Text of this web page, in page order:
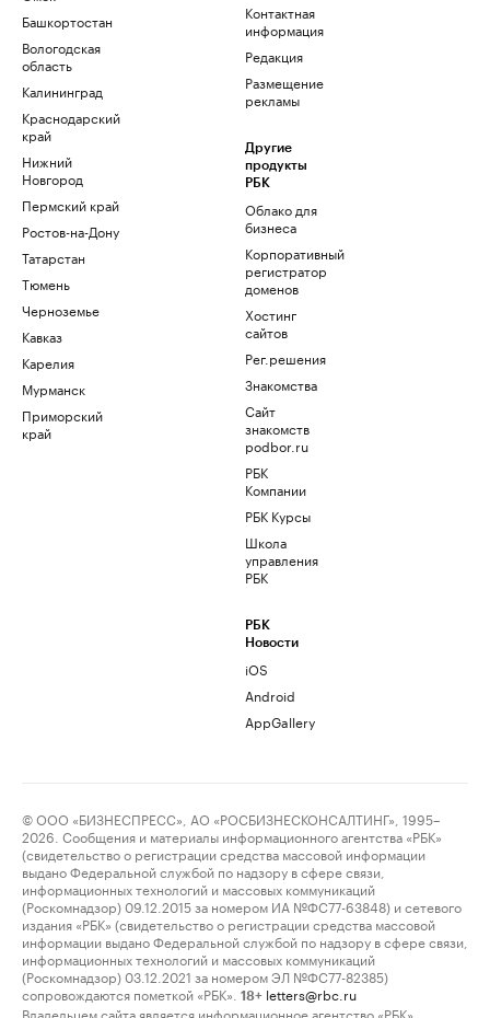
Башкортостан
Вологодская
область
Калининград
Краснодарский
край
Нижний
Новгород
Пермский край
Ростов-на-Дону
Татарстан
Тюмень
Черноземье
Кавказ
Карелия
Мурманск
Приморский
край
Контактная
информация
Редакция
Размещение
рекламы
Другие
продукты
РБК
Облако для
бизнеса
Корпоративный
регистратор
доменов
Хостинг
сайтов
Рег.решения
Знакомства
Сайт
знакомств
podbor.ru
РБК
Компании
РБК Курсы
Школа
управления
РБК
РБК
Новости
iOS
Android
AppGallery
© ООО «БИЗНЕСПРЕСС», АО «РОСБИЗНЕСКОНСАЛТИНГ», 1995–
2026. Сообщения и материалы информационного агентства «РБК»
(свидетельство о регистрации средства массовой информации
выдано Федеральной службой по надзору в сфере связи,
информационных технологий и массовых коммуникаций
(Роскомнадзор) 09.12.2015 за номером ИА №ФС77-63848) и сетевого
издания «РБК» (свидетельство о регистрации средства массовой
информации выдано Федеральной службой по надзору в сфере связи,
информационных технологий и массовых коммуникаций
(Роскомнадзор) 03.12.2021 за номером ЭЛ №ФС77-82385)
сопровождаются пометкой «РБК».
18+ letters@rbc.ru
Владельцем сайта является информационное агентство «РБК».